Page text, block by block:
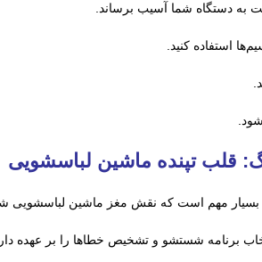
به دستگاه شما آسیب برساند.
استفاده کنید.
قلب تپنده ماشین لباسشویی
بسیار مهم است که نقش مغز ماشین لباسشویی
برنامه شستشو و تشخیص خطاها را بر عهده